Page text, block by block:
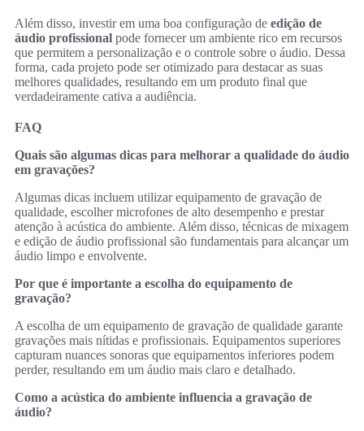
Além disso, investir em uma boa configuração de edição de
áudio profissional pode fornecer um ambiente rico em recursos
que permitem a personalização e o controle sobre o áudio. Dessa
forma, cada projeto pode ser otimizado para destacar as suas
melhores qualidades, resultando em um produto final que
verdadeiramente cativa a audiência.
FAQ
Quais são algumas dicas para melhorar a qualidade do áudio
em gravações?
Algumas dicas incluem utilizar equipamento de gravação de
qualidade, escolher microfones de alto desempenho e prestar
atenção à acústica do ambiente. Além disso, técnicas de mixagem
e edição de áudio profissional são fundamentais para alcançar um
áudio limpo e envolvente.
Por que é importante a escolha do equipamento de
gravação?
A escolha de um equipamento de gravação de qualidade garante
gravações mais nítidas e profissionais. Equipamentos superiores
capturam nuances sonoras que equipamentos inferiores podem
perder, resultando em um áudio mais claro e detalhado.
Como a acústica do ambiente influencia a gravação de
áudio?